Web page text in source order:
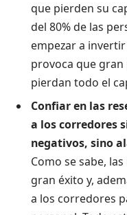
que pierden su
del 80% de las
empezar a
provoca que gran
pierdan todo el
Confiar en las
a los corredores
negativos, sino
Como se sabe,
gran éxito y,
a los corredores